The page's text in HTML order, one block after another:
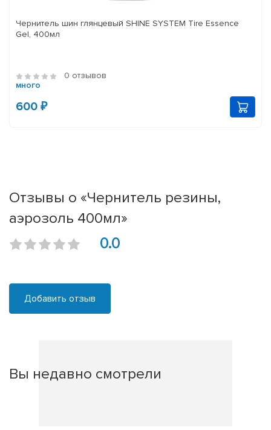
Чернитель шин глянцевый SHINE SYSTEM Tire Essence
Gel, 400мл
0 отзывов
много
600 ₽
Отзывы о «Чернитель резины,
аэрозоль 400мл»
0.0
Добавить отзыв
Вы недавно смотрели